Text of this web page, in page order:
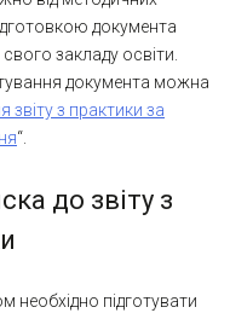
документа
закладу освіти.
документа можна
з практики за
“.
до звіту з
необхідно підготувати